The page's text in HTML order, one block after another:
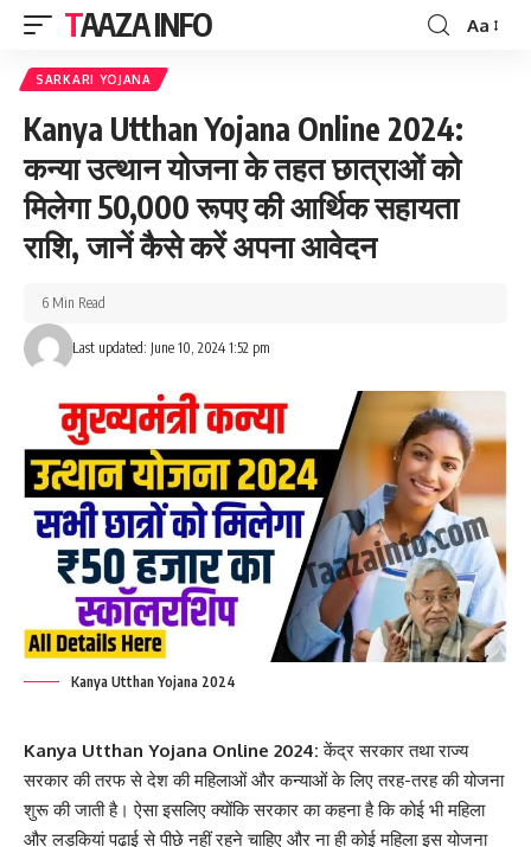
TAAZA INFO
Font
Aa
SARKARI YOJANA
Kanya Utthan Yojana Online 2024:
कन्या उत्थान योजना के तहत छात्राओं को
मिलेगा 50,000 रूपए की आर्थिक सहायता
राशि, जानें कैसे करें अपना आवेदन
Last updated: June 10, 2024 1:52 pm
6 Min Read
Kanya Utthan Yojana 2024
Kanya Utthan Yojana Online 2024:केंद्र सरकार तथा राज्य
सरकार की तरफ से देश की महिलाओं और कन्याओं के लिए तरह-तरह की योजना
शुरू की जाती है। ऐसा इसलिए क्योंकि सरकार का कहना है कि कोई भी महिला
और लड़कियां पढ़ाई से पीछे नहीं रहने चाहिए और ना ही कोई महिला इस योजना